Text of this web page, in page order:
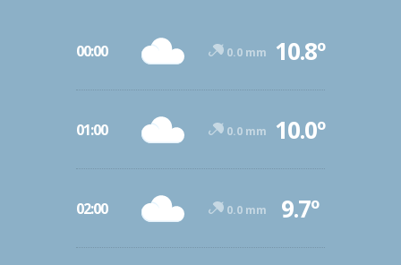
00:00 0.0 mm 10.8º
01:00 0.0 mm 10.0º
02:00 0.0 mm 9.7º